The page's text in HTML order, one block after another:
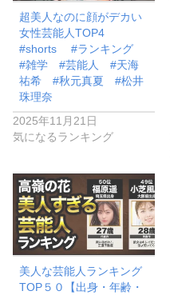
超美人なのに顔がデカい
女性芸能人TOP4
#shorts #ランキング
#雑学 #芸能人 #天海
祐希 #秋元真夏 #松井
珠理奈
2025年11月21日
気になるランキング
美人な芸能人ランキング
TOP５０【出身・年齢・